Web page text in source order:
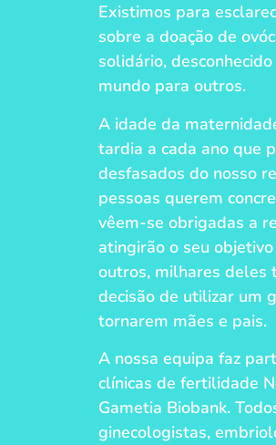
Existimos para
sobre a doação de
solidário,
mundo para outros.
A idade da
tardia a cada ano que
desfasados do nosso
pessoas querem
vêem-se obrigadas a
atingirão o seu
outros, milhares deles
decisão de utilizar um
tornarem mães e pais.
A nossa equipa faz
clínicas de fertilidade
Gametia Biobank.
ginecologistas,